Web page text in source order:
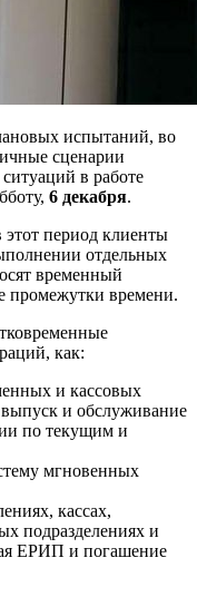
испытаний, во
сценарии
в работе
6 декабря.
этот период клиенты
отдельных
временный
промежутки времени.
как:
и кассовых
и обслуживание
по текущим и
мгновенных
кассах,
подразделениях и
ЕРИП и погашение